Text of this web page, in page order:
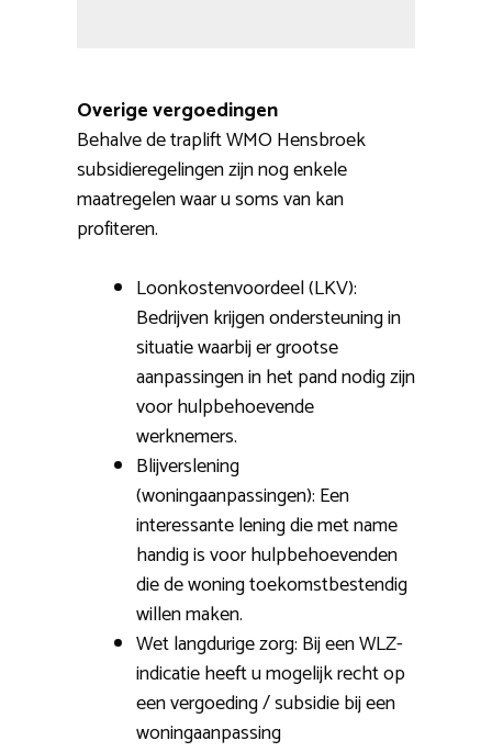
Overige vergoedingen
Behalve de traplift WMO Hensbroek
subsidieregelingen zijn nog enkele
maatregelen waar u soms van kan
profiteren.
Loonkostenvoordeel (LKV):
Bedrijven krijgen ondersteuning in
situatie waarbij er grootse
aanpassingen in het pand nodig zijn
voor hulpbehoevende
werknemers.
Blijverslening
(woningaanpassingen): Een
interessante lening die met name
handig is voor hulpbehoevenden
die de woning toekomstbestendig
willen maken.
Wet langdurige zorg: Bij een WLZ-
indicatie heeft u mogelijk recht op
een vergoeding / subsidie bij een
woningaanpassing